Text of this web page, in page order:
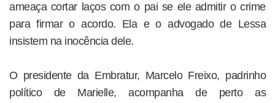
ameaça cortar laços com o pai se ele admitir o crime
para firmar o acordo. Ela e o advogado de Lessa
insistem na inocência dele.
O presidente da Embratur, Marcelo Freixo, padrinho
político de Marielle, acompanha de perto as